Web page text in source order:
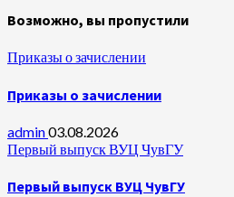
Возможно, вы пропустили
Приказы о зачислении
Приказы о зачислении
admin03.08.2026
Первый выпуск ВУЦ ЧувГУ
Первый выпуск ВУЦ ЧувГУ